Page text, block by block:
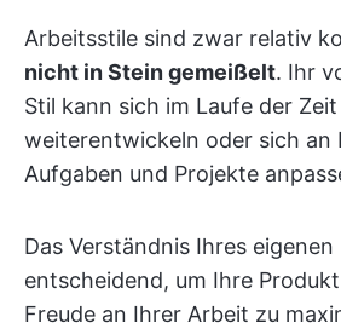
Arbeitsstile sind zwar relativ
nicht in Stein gemeißelt. Ihr
Stil kann sich im Laufe der Zeit
weiterentwickeln oder sich an
Aufgaben und Projekte
Das Verständnis Ihres eigenen
entscheidend, um Ihre
Freude an Ihrer Arbeit zu